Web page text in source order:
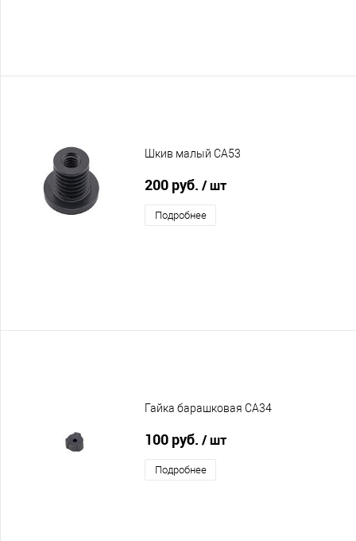
Шкив малый CA53
200 руб. / шт
Подробнее
Гайка барашковая CA34
100 руб. / шт
Подробнее